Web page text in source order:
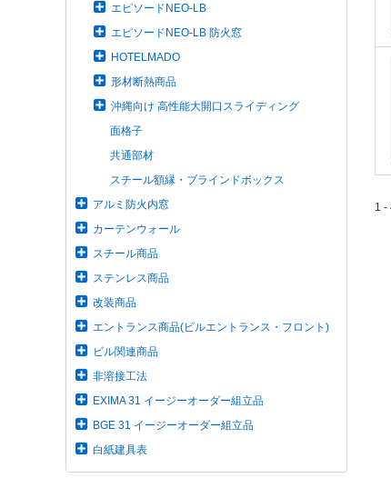
エピソードNEO-LB
エピソードNEO-LB 防火窓
HOTELMADO
形材断熱商品
沖縄向け 高性能大開口スライディング
面格子
共通部材
スチール額縁・ブラインドボックス
アルミ防火内窓
カーテンウォール
スチール商品
ステンレス商品
改装商品
エントランス商品(ビルエントランス・フロント)
ビル関連商品
非溶接工法
EXIMA 31 イージーオーダー組立品
BGE 31 イージーオーダー組立品
白紙建具表
1 -